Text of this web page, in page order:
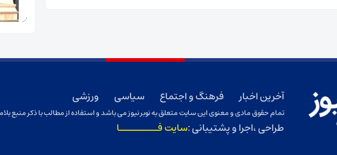
آخرین اخبار فرهنگ و اجتماع سیاسی ورزشی
تمام حقوق مادی و معنوی این سایت متعلق به نوبر نیوز می باشد و استفاده از مطالب با ذکر منبع
طراحی ،اجرا و پشتیبانی :سایت فـــــــــا